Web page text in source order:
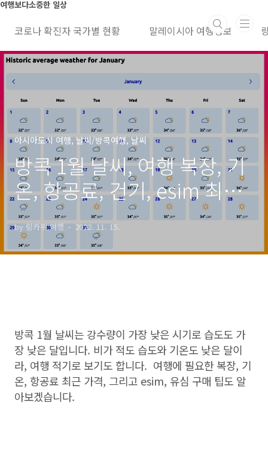
본문 바로가기
여행보다소중한 일상
코로나 확진자 국가별 현황 말레이시아 여행정보
아시아도시 여행, 날씨/방콕여행, 날씨
방콕 1월 날씨, 여행 복장, 기
온, 항공료, 건기, esim 최근
가격
by 랑카위 여행 2022. 11. 15.
방콕 1월 날씨는 강수량이 가장 낮은 시기로 습도도 가
장 낮은 달입니다. 비가 적도 습도와 기온도 낮은 달이
라, 여행 적기로 보기도 합니다. 여행에 필요한 복장, 기
온, 항공료 최근 가격, 그리고 esim, 유심 구매 팁도 알
아보겠습니다.